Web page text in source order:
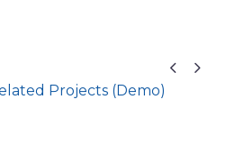
 
Projects (Demo)